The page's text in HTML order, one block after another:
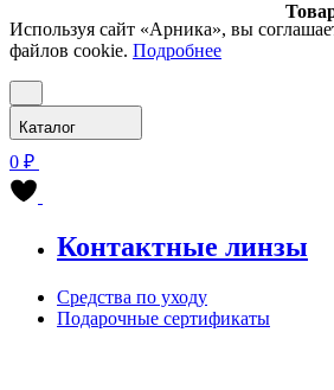
Используя сайт «Арника», вы
файлов cookie. Подробнее
Каталог
0 ₽
Контактные линзы
Средства по уходу
Подарочные сертификаты